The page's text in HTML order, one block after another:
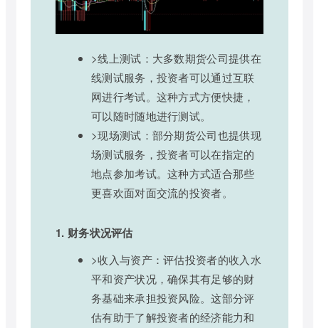
>线上测试：大多数期货公司提供在
线测试服务，投资者可以通过互联
网进行考试。这种方式方便快捷，
可以随时随地进行测试。
>现场测试：部分期货公司也提供现
场测试服务，投资者可以在指定的
地点参加考试。这种方式适合那些
更喜欢面对面交流的投资者。
1. 财务状况评估
>收入与资产：评估投资者的收入水
平和资产状况，确保其有足够的财
务基础来承担投资风险。这部分评
估有助于了解投资者的经济能力和